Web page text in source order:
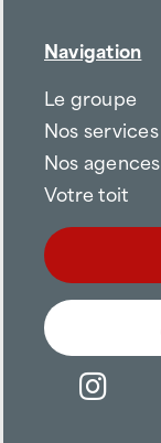
Navigation
Le groupe
Nos services
Nos agences
Votre toit